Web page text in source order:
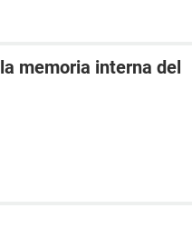
memoria interna del